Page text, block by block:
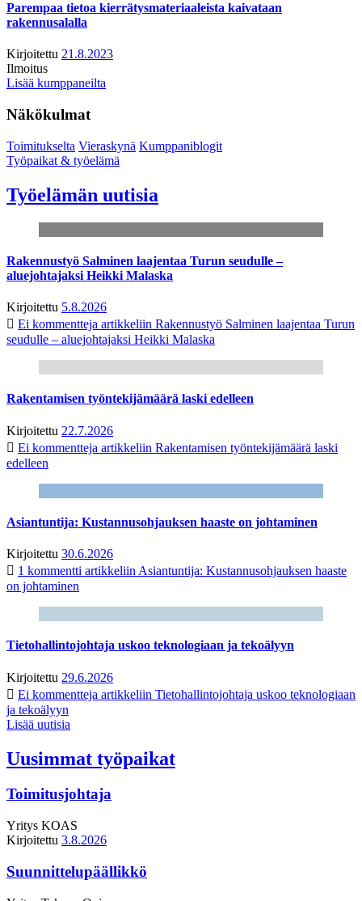
Parempaa tietoa kierrätysmateriaaleista kaivataan
rakennusalalla
Kirjoitettu 21.8.2023
Ilmoitus
Lisää kumppaneilta
Näkökulmat
Toimitukselta Vieraskynä Kumppaniblogit
Työpaikat & työelämä
Työelämän uutisia
Rakennustyö Salminen laajentaa Turun seudulle –
aluejohtajaksi Heikki Malaska
Kirjoitettu 5.8.2026
Ei kommentteja artikkeliin Rakennustyö Salminen laajentaa Turun
seudulle – aluejohtajaksi Heikki Malaska
Rakentamisen työntekijämäärä laski edelleen
Kirjoitettu 22.7.2026
Ei kommentteja artikkeliin Rakentamisen työntekijämäärä laski
edelleen
Asiantuntija: Kustannusohjauksen haaste on johtaminen
Kirjoitettu 30.6.2026
1 kommentti artikkeliin Asiantuntija: Kustannusohjauksen haaste
on johtaminen
Tietohallintojohtaja uskoo teknologiaan ja tekoälyyn
Kirjoitettu 29.6.2026
Ei kommentteja artikkeliin Tietohallintojohtaja uskoo teknologiaan
ja tekoälyyn
Lisää uutisia
Uusimmat työpaikat
Toimitusjohtaja
Yritys KOAS
Kirjoitettu 3.8.2026
Suunnittelupäällikkö